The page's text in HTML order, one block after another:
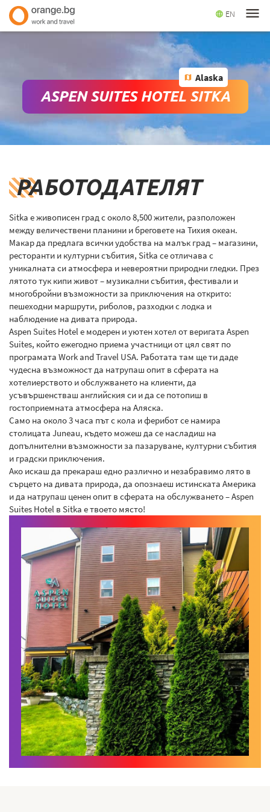
language EN menu
map Alaska
ASPEN SUITES HOTEL SITKA
РАБОТОДАТЕЛЯТ
Sitka е живописен град с около 8,500 жители, разположен
между величествени планини и бреговете на Тихия океан.
Макар да предлага всички удобства на малък град – магазини,
ресторанти и културни събития, Sitka се отличава с
уникалната си атмосфера и невероятни природни гледки. През
лятото тук кипи живот – музикални събития, фестивали и
многобройни възможности за приключения на открито:
пешеходни маршрути, риболов, разходки с лодка и
наблюдение на дивата природа.
Aspen Suites Hotel е модерен и уютен хотел от веригата Aspen
Suites, който ежегодно приема участници от цял свят по
програмата Work and Travel USA. Работата там ще ти даде
чудесна възможност да натрупаш опит в сферата на
хотелиерството и обслужването на клиенти, да
усъвършенстваш английския си и да се потопиш в
гостоприемната атмосфера на Аляска.
Само на около 3 часа път с кола и ферибот се намира
столицата Juneau, където можеш да се насладиш на
допълнителни възможности за пазаруване, културни събития
и градски приключения.
Ако искаш да прекараш едно различно и незабравимо лято в
сърцето на дивата природа, да опознаеш истинската Америка
и да натрупаш ценен опит в сферата на обслужването – Aspen
Suites Hotel в Sitka е твоето място!